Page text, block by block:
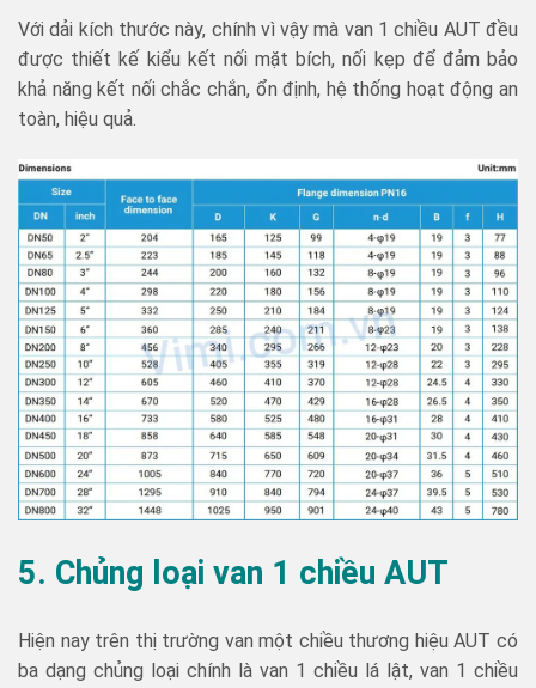
Với dải kích thước này, chính vì vậy mà van 1 chiều AUT đều
được thiết kế kiểu kết nối mặt bích, nối kẹp để đảm bảo
khả năng kết nối chắc chắn, ổn định, hệ thống hoạt động an
toàn, hiệu quả.
5. Chủng loại van 1 chiều AUT
Hiện nay trên thị trường van một chiều thương hiệu AUT có
ba dạng chủng loại chính là van 1 chiều lá lật, van 1 chiều